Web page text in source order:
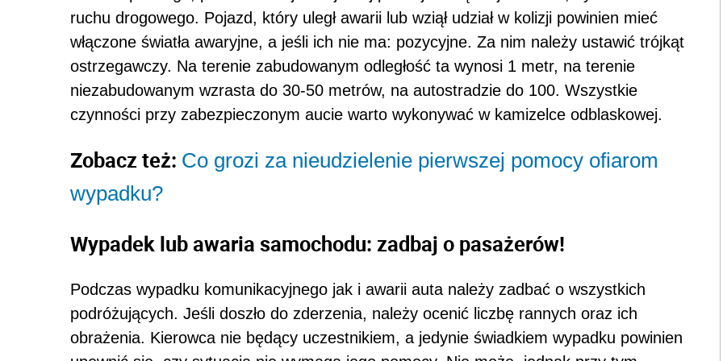
ruchu drogowego. Pojazd, który uległ awarii lub wziął udział w kolizji powinien mieć
włączone światła awaryjne, a jeśli ich nie ma: pozycyjne. Za nim należy ustawić trójkąt
ostrzegawczy. Na terenie zabudowanym odległość ta wynosi 1 metr, na terenie
niezabudowanym wzrasta do 30-50 metrów, na autostradzie do 100. Wszystkie
czynności przy zabezpieczonym aucie warto wykonywać w kamizelce odblaskowej.
Zobacz też: Co grozi za nieudzielenie pierwszej pomocy ofiarom
wypadku?
Wypadek lub awaria samochodu: zadbaj o pasażerów!
Podczas wypadku komunikacyjnego jak i awarii auta należy zadbać o wszystkich
podróżujących. Jeśli doszło do zderzenia, należy ocenić liczbę rannych oraz ich
obrażenia. Kierowca nie będący uczestnikiem, a jedynie świadkiem wypadku powinien